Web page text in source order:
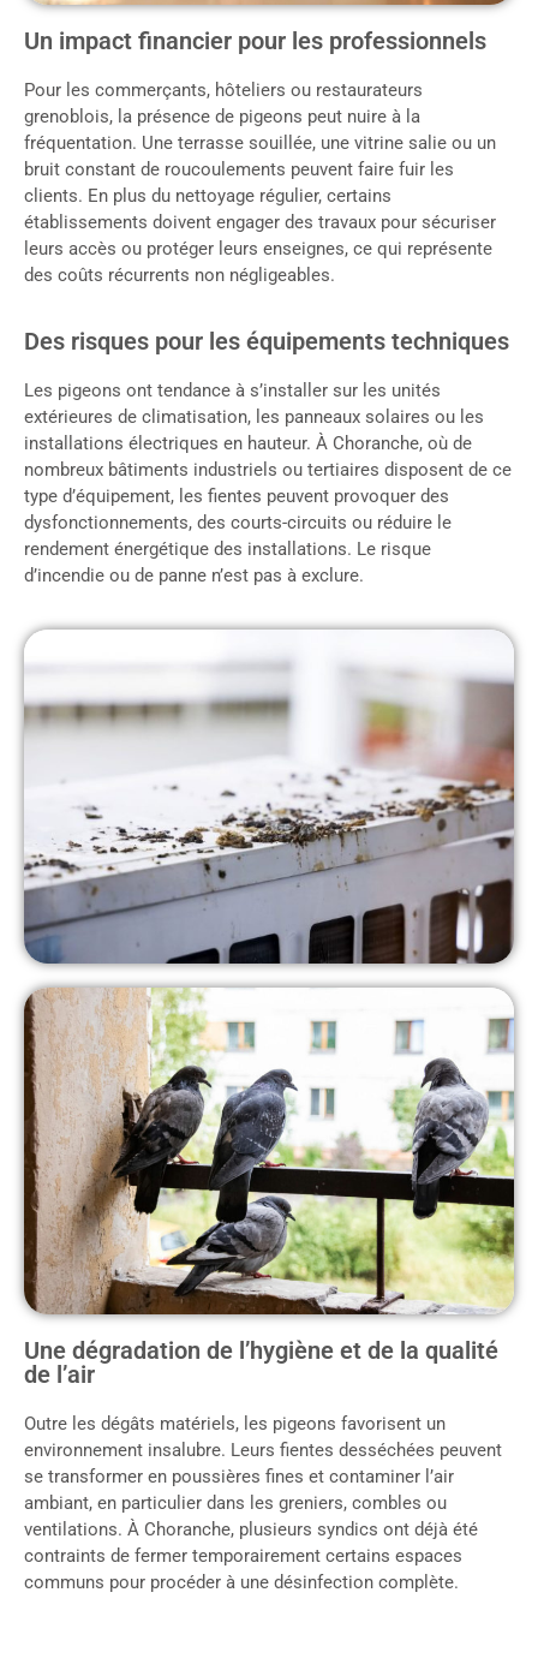
Un impact financier pour les professionnels
Pour les commerçants, hôteliers ou restaurateurs
grenoblois, la présence de pigeons peut nuire à la
fréquentation. Une terrasse souillée, une vitrine salie ou un
bruit constant de roucoulements peuvent faire fuir les
clients. En plus du nettoyage régulier, certains
établissements doivent engager des travaux pour sécuriser
leurs accès ou protéger leurs enseignes, ce qui représente
des coûts récurrents non négligeables.
Des risques pour les équipements techniques
Les pigeons ont tendance à s’installer sur les unités
extérieures de climatisation, les panneaux solaires ou les
installations électriques en hauteur. À Choranche, où de
nombreux bâtiments industriels ou tertiaires disposent de ce
type d’équipement, les fientes peuvent provoquer des
dysfonctionnements, des courts-circuits ou réduire le
rendement énergétique des installations. Le risque
d’incendie ou de panne n’est pas à exclure.
Une dégradation de l’hygiène et de la qualité
de l’air
Outre les dégâts matériels, les pigeons favorisent un
environnement insalubre. Leurs fientes desséchées peuvent
se transformer en poussières fines et contaminer l’air
ambiant, en particulier dans les greniers, combles ou
ventilations. À Choranche, plusieurs syndics ont déjà été
contraints de fermer temporairement certains espaces
communs pour procéder à une désinfection complète.